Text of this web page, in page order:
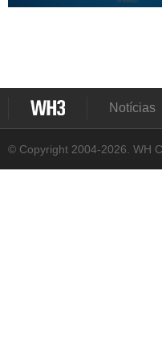
Notícias
© Copyright 2004-2026. WH